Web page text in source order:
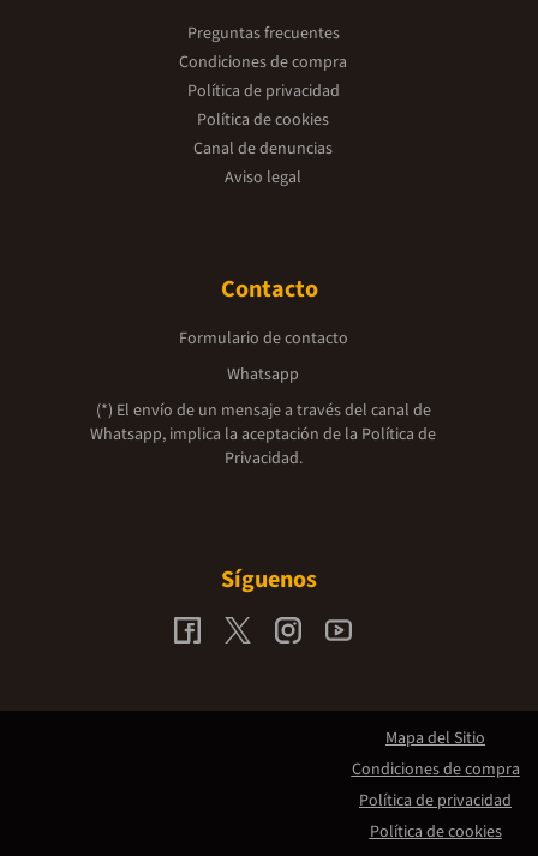
Preguntas frecuentes
Condiciones de compra
Política de privacidad
Política de cookies
Canal de denuncias
Aviso legal
Contacto
Formulario de contacto
Whatsapp
(*) El envío de un mensaje a través del canal de
Whatsapp, implica la aceptación de la Política de
Privacidad.
Síguenos
Mapa del Sitio
Condiciones de compra
Política de privacidad
Política de cookies